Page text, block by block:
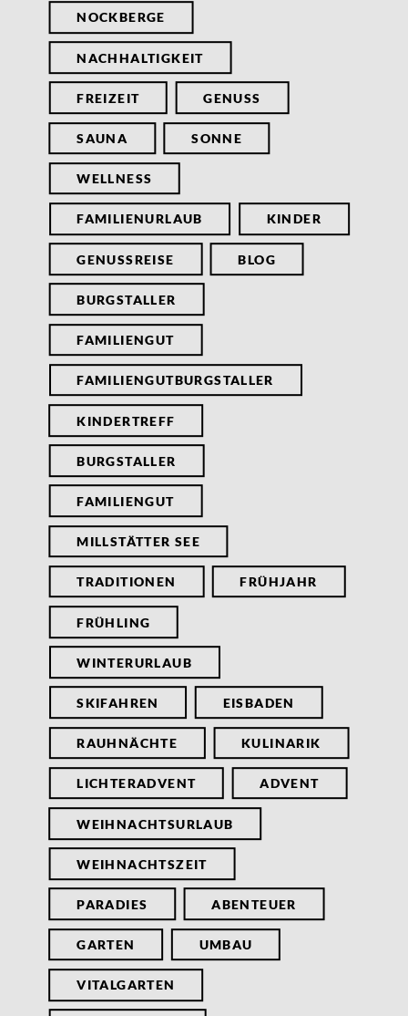
NOCKBERGE
NACHHALTIGKEIT
FREIZEIT GENUSS
SAUNA SONNE
WELLNESS
FAMILIENURLAUB KINDER
GENUSSREISE BLOG
BURGSTALLER
FAMILIENGUT
FAMILIENGUTBURGSTALLER
KINDERTREFF
BURGSTALLER
FAMILIENGUT
MILLSTÄTTER SEE
TRADITIONEN FRÜHJAHR
FRÜHLING
WINTERURLAUB
SKIFAHREN EISBADEN
RAUHNÄCHTE KULINARIK
LICHTERADVENT ADVENT
WEIHNACHTSURLAUB
WEIHNACHTSZEIT
PARADIES ABENTEUER
GARTEN UMBAU
VITALGARTEN